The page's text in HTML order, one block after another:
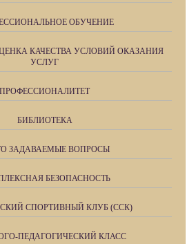
ОБУЧЕНИЕ
КАЧЕСТВА УСЛОВИЙ ОКАЗАНИЯ
УСЛУГ
ПРОФЕССИОНАЛИТЕТ
БИБЛИОТЕКА
ЗАДАВАЕМЫЕ ВОПРОСЫ
БЕЗОПАСНОСТЬ
СПОРТИВНЫЙ КЛУБ (ССК)
ПЕДАГОГИЧЕСКИЙ КЛАСС